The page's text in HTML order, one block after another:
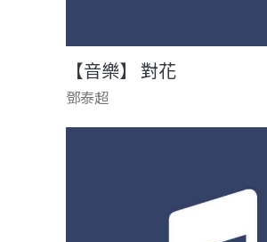
【音樂】 對花
鄧泰超